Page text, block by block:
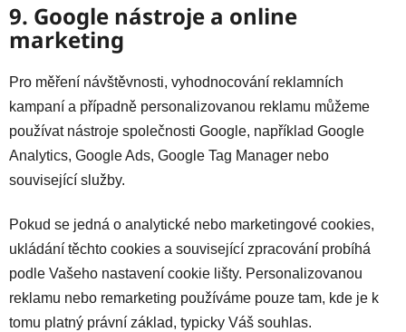
9. Google nástroje a online
marketing
Pro měření návštěvnosti, vyhodnocování reklamních
kampaní a případně personalizovanou reklamu můžeme
používat nástroje společnosti Google, například Google
Analytics, Google Ads, Google Tag Manager nebo
související služby.
Pokud se jedná o analytické nebo marketingové cookies,
ukládání těchto cookies a související zpracování probíhá
podle Vašeho nastavení cookie lišty. Personalizovanou
reklamu nebo remarketing používáme pouze tam, kde je k
tomu platný právní základ, typicky Váš souhlas.